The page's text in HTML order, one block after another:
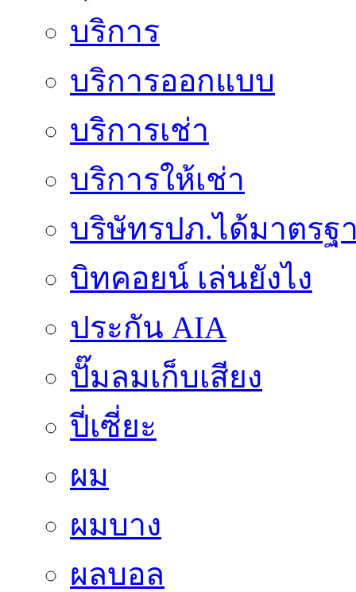
บริการ
บริการออกแบบ
บริการเช่า
บริการให้เช่า
บริษัทรปภ.ได้มาตรฐ
บิทคอยน์ เล่นยังไง
ประกัน AIA
ปั๊มลมเก็บเสียง
ปี่เซี่ยะ
ผม
ผมบาง
ผลบอล